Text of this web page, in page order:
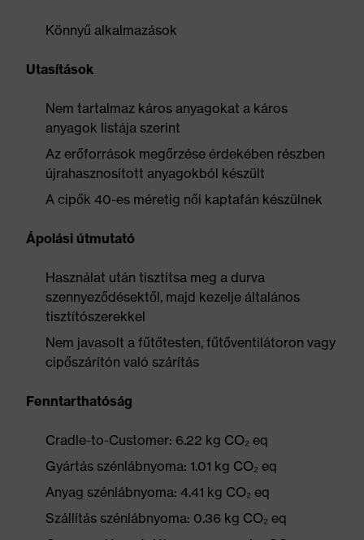
Könnyű alkalmazások
Utasítások
Nem tartalmaz káros anyagokat a káros
anyagok listája szerint
Az erőforrások megőrzése érdekében részben
újrahasznosított anyagokból készült
A cipők 40-es méretig női kaptafán készülnek
Ápolási útmutató
Használat után tisztítsa meg a durva
szennyeződésektől, majd kezelje általános
tisztítószerekkel
Nem javasolt a fűtőtesten, fűtőventilátoron vagy
cipőszárítón való szárítás
Fenntarthatóság
Cradle-to-Customer: 6.22 kg CO₂ eq
Gyártás szénlábnyoma: 1.01 kg CO₂ eq
Anyag szénlábnyoma: 4.41 kg CO₂ eq
Szállítás szénlábnyoma: 0.36 kg CO₂ eq